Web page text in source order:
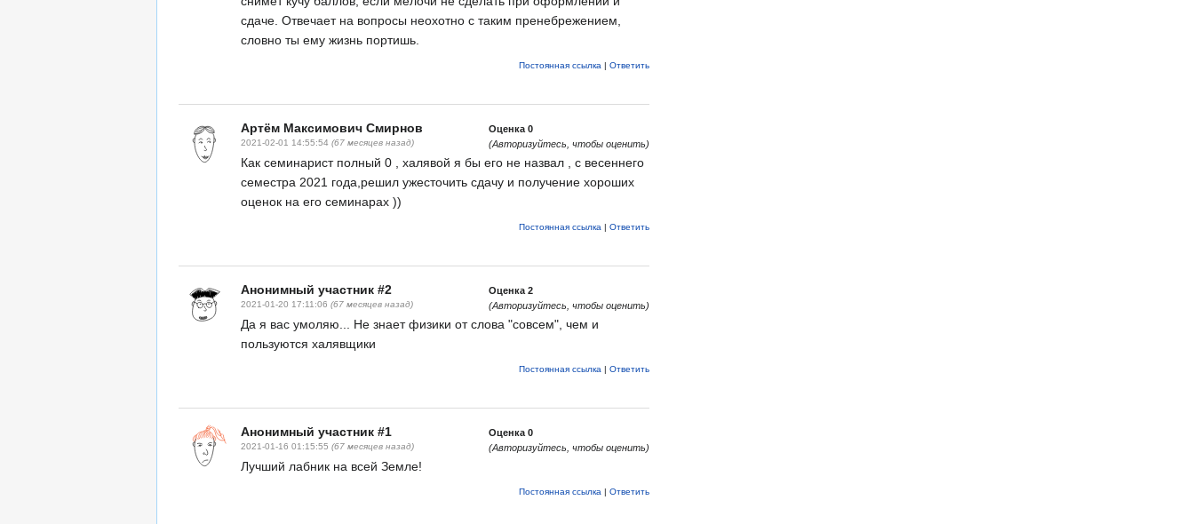
сдаче. Отвечает на вопросы неохотно с таким пренебрежением,
словно ты ему жизнь портишь.
Постоянная ссылка | Ответить
Артём Максимович Смирнов
2021-02-01 14:55:54 (67 месяцев назад)
Оценка 0
(Авторизуйтесь, чтобы оценить)
Как семинарист полный 0 , халявой я бы его не назвал , с весеннего
семестра 2021 года,решил ужесточить сдачу и получение хороших
оценок на его семинарах ))
Постоянная ссылка | Ответить
Анонимный участник #2
2021-01-20 17:11:06 (67 месяцев назад)
Оценка 2
(Авторизуйтесь, чтобы оценить)
Да я вас умоляю... Не знает физики от слова "совсем", чем и
пользуются халявщики
Постоянная ссылка | Ответить
Анонимный участник #1
2021-01-16 01:15:55 (67 месяцев назад)
Оценка 0
(Авторизуйтесь, чтобы оценить)
Лучший лабник на всей Земле!
Постоянная ссылка | Ответить